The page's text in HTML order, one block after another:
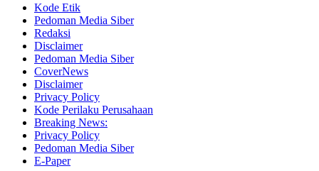
Kode Etik
Pedoman Media Siber
Redaksi
Disclaimer
Pedoman Media Siber
CoverNews
Disclaimer
Privacy Policy
Kode Perilaku Perusahaan
Breaking News:
Privacy Policy
Pedoman Media Siber
E-Paper